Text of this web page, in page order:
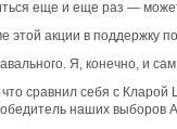
еще и еще раз —
этой акции в
Я, конечно, и
сравнил себя с
наших